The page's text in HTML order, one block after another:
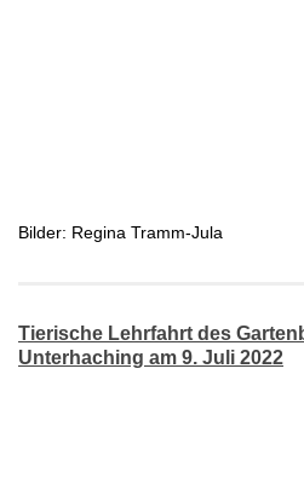
Bilder: Regina Tramm-Jula
Tierische Lehrfahrt des
Unterhaching am 9. Juli 2022